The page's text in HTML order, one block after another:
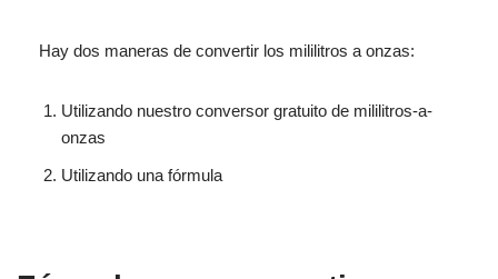
Hay dos maneras de convertir los mililitros a onzas:
Utilizando nuestro conversor gratuito de mililitros-a-
onzas
Utilizando una fórmula